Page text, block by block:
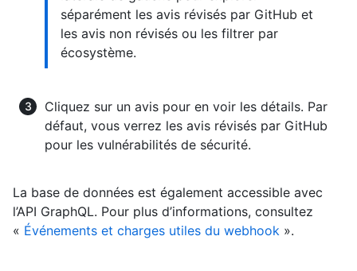
séparément les avis révisés par GitHub et
les avis non révisés ou les filtrer par
écosystème.
Cliquez sur un avis pour en voir les détails. Par
défaut, vous verrez les avis révisés par GitHub
pour les vulnérabilités de sécurité.
La base de données est également accessible avec
l’API GraphQL. Pour plus d’informations, consultez
« Événements et charges utiles du webhook ».